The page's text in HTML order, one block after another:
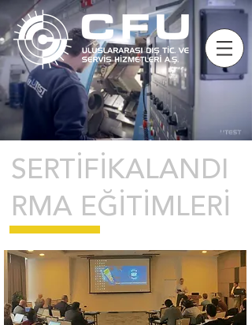
SERTİFİKALANDI
RMA EĞİTİMLERİ